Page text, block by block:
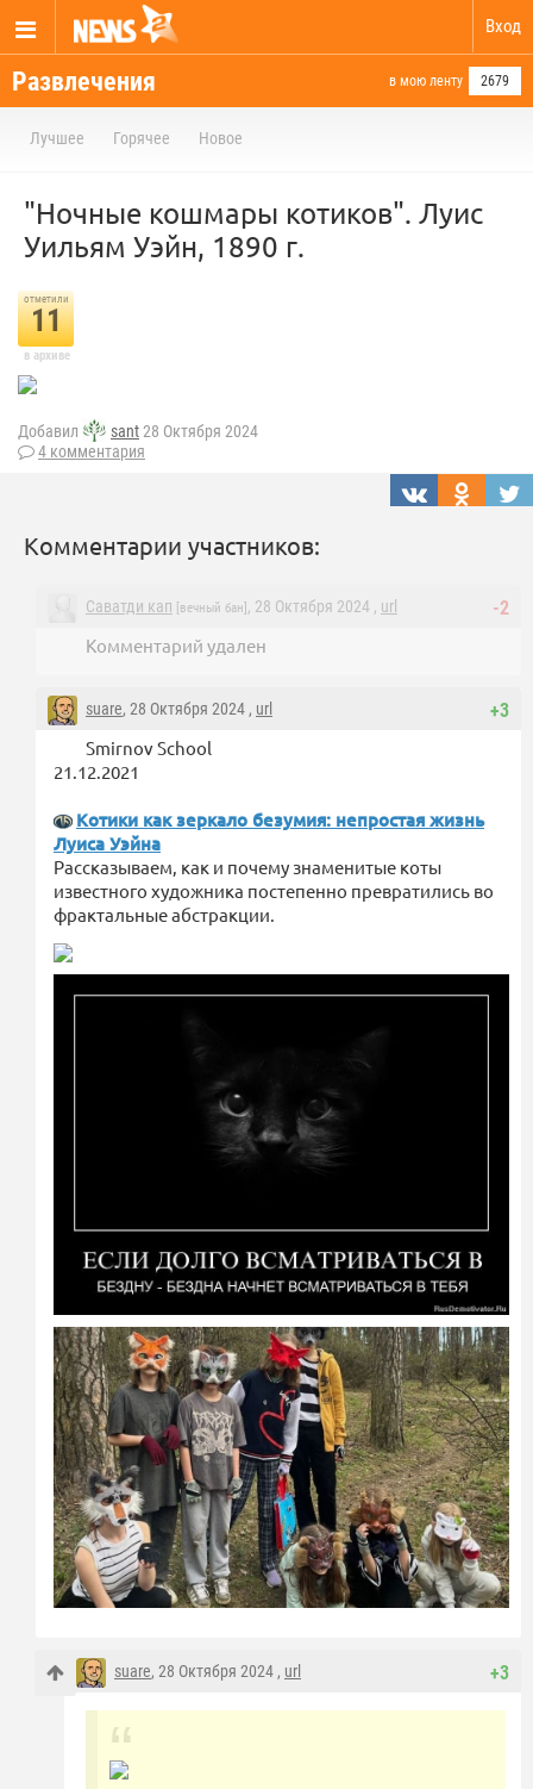
Вход
Развлечения в мою ленту 2679
Лучшее Горячее Новое
"Ночные кошмары котиков". Луис
Уильям Уэйн, 1890 г.
отметили
11
в архиве
Добавил sant28 Октября 2024
4 комментария
Комментарии участников:
-2
Саватди кап [вечный бан] , 28 Октября 2024 , url
Комментарий удален
+3
suare, 28 Октября 2024 , url
Smirnov School
21.12.2021
Котики как зеркало безумия: непростая жизнь
Луиса Уэйна
Рассказываем, как и почему знаменитые коты
известного художника постепенно превратились во
фрактальные абстракции.
+3
suare, 28 Октября 2024 , url